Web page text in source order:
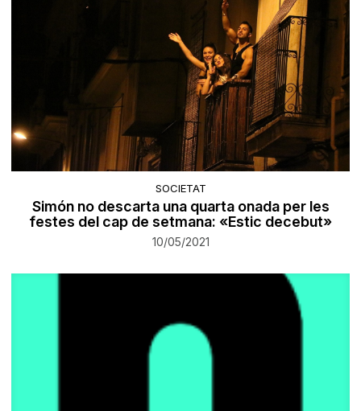
SOCIETAT
Simón no descarta una quarta onada per les
festes del cap de setmana: «Estic decebut»
10/05/2021